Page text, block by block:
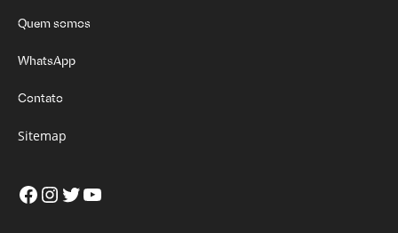
Quem somos
WhatsApp
Contato
Sitemap
Facebook
Instagram
Twitter
Youtube